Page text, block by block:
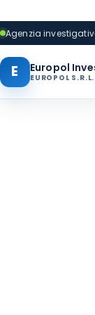
Agenzia
E Europol
EUROPOL S.R.L.